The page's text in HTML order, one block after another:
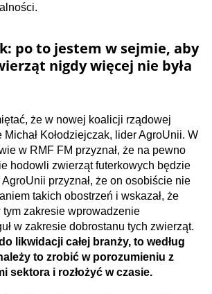
po to jestem w sejmie, aby
nigdy więcej nie była
że w nowej koalicji rządowej
Kołodziejczak, lider AgroUnii. W
w RMF FM przyznał, że na pewno
hodowli zwierząt futerkowych będzie
przyznał, że on osobiście nie
takich obostrzeń i wskazał, że
zakresie wprowadzenie
w zakresie dobrostanu tych zwierząt.
likwidacji całej branży, to według
to zrobić w porozumieniu z
sektora i rozłożyć w czasie.